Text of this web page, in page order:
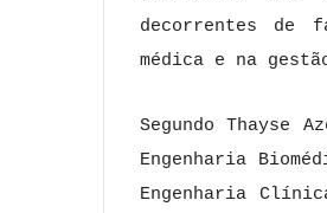
decorrentes de
médica e na
Segundo Thayse
Engenharia
Engenharia